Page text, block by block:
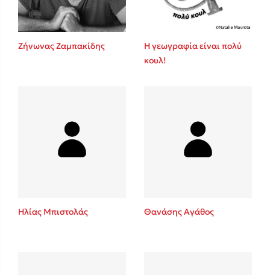
Ζήνωνας Ζαμπακίδης
Η γεωγραφία είναι πολύ
κουλ!
Ηλίας Μπιστολάς Θανάσης Αγάθος